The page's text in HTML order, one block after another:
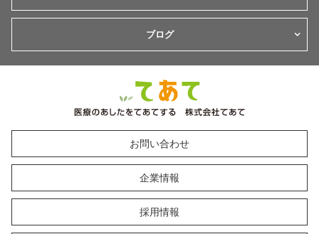
ブログ
お問い合わせ
企業情報
採用情報